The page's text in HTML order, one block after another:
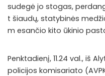
sudegė jo stogas,
t šiaudų, statybinės
m esančio kito ūkinio
Penktadienį, 11.24 val., iš
policijos komisariato